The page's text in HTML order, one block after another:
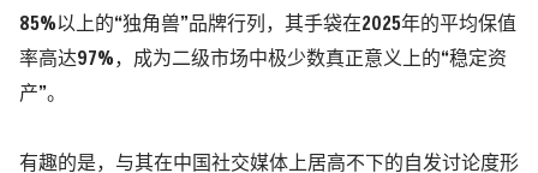
85%以上的“独角兽”品牌行列，其手袋在2025年的平均保值
率高达97%，成为二级市场中极少数真正意义上的“稳定资
产”。
有趣的是，与其在中国社交媒体上居高不下的自发讨论度形